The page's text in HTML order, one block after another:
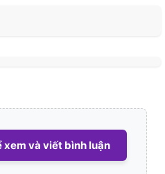
xem và viết bình luận